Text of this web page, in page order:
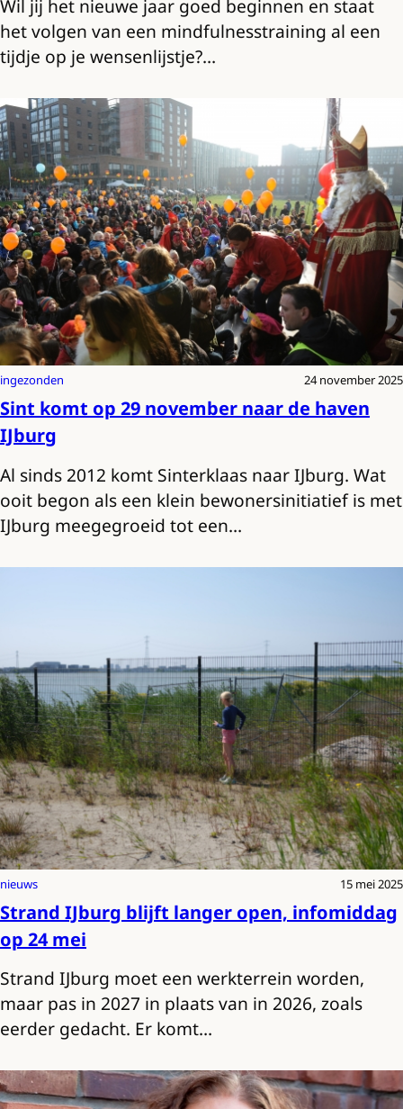
Wil jij het nieuwe jaar goed beginnen en staat
het volgen van een mindfulnesstraining al een
tijdje op je wensenlijstje?…
ingezonden 24 november 2025
Sint komt op 29 november naar de haven
IJburg
Al sinds 2012 komt Sinterklaas naar IJburg. Wat
ooit begon als een klein bewonersinitiatief is met
IJburg meegegroeid tot een…
nieuws 15 mei 2025
Strand IJburg blijft langer open, infomiddag
op 24 mei
Strand IJburg moet een werkterrein worden,
maar pas in 2027 in plaats van in 2026, zoals
eerder gedacht. Er komt…